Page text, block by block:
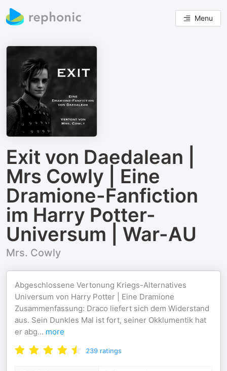
Menu
Exit von Daedalean |
Mrs Cowly | Eine
Dramione-Fanfiction
im Harry Potter-
Universum | War-AU
Mrs. Cowly
Abgeschlossene Vertonung Kriegs-Alternatives
Universum von Harry Potter | Eine Dramione
Zusammenfassung: Draco liefert sich dem Widerstand
aus. Sein Dunkles Mal ist fort, seiner Okklumentik hat
er abg... more
239 ratings